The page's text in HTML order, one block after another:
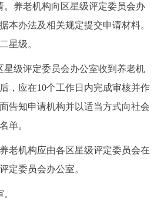
养老机构向区星级评定委员会办
本办法及相关规定提交申请材料。
星级。
级评定委员会办公室收到养老机
，应在10个工作日内完成审核并作
告知申请机构并以适当方式向社会
单。
机构应由各区星级评定委员会在
定委员会办公室。